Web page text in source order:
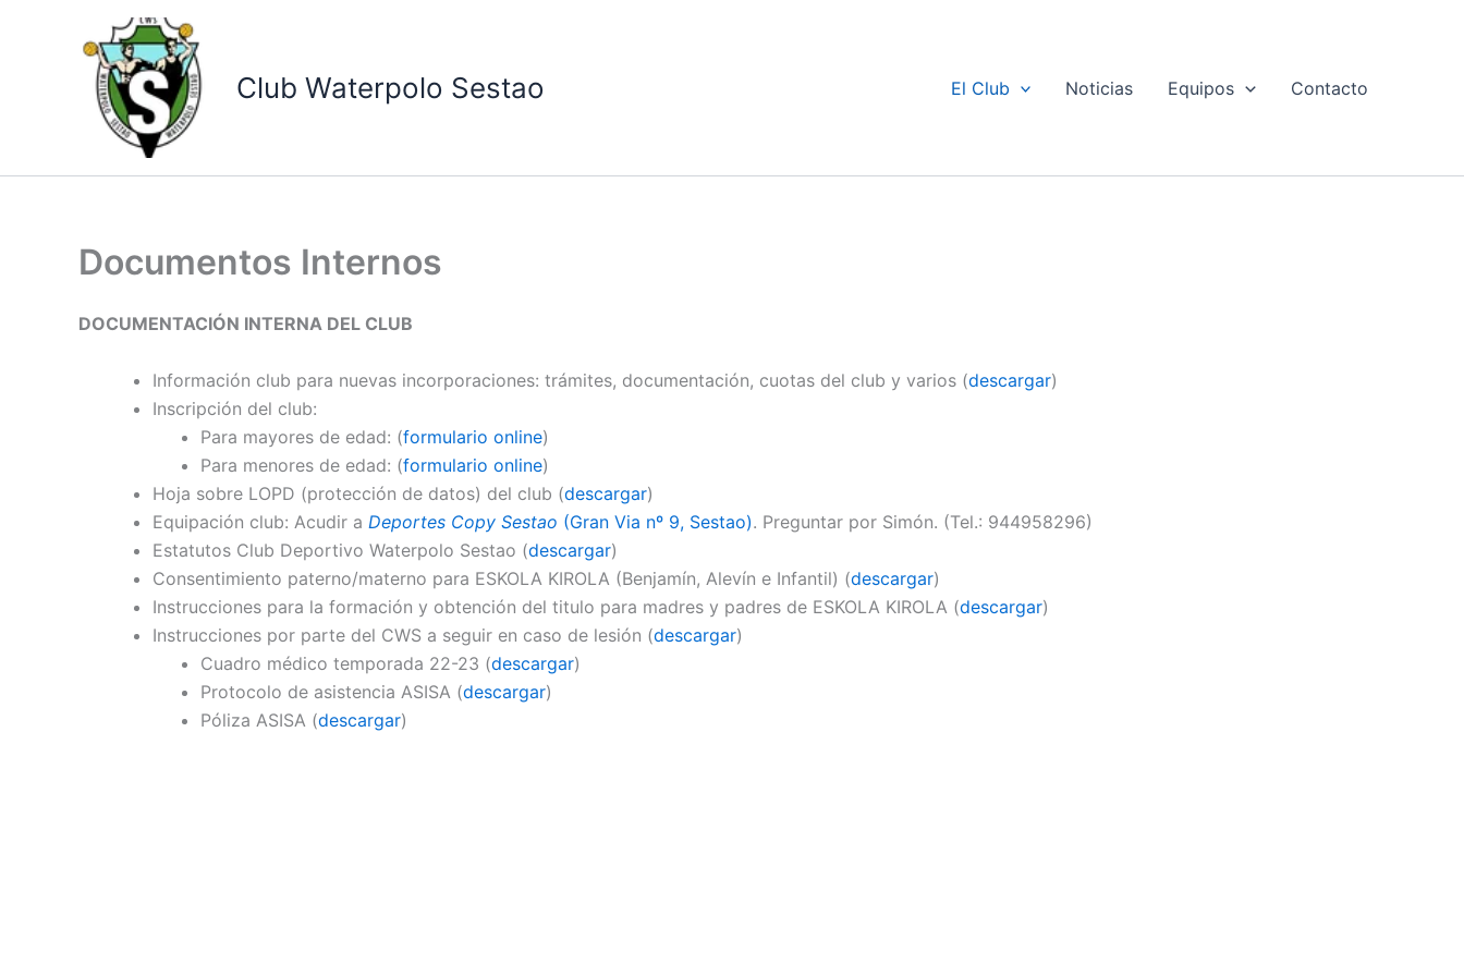
Club Waterpolo Sestao El Club Noticias Equipos Contacto
Documentos Internos
DOCUMENTACIÓN INTERNA DEL CLUB
Información club para nuevas incorporaciones: trámites, documentación, cuotas del club y varios (descargar)
Inscripción del club:
Para mayores de edad: (formulario online)
Para menores de edad: (formulario online)
Hoja sobre LOPD (protección de datos) del club (descargar)
Equipación club: Acudir a Deportes Copy Sestao (Gran Via nº 9, Sestao). Preguntar por Simón. (Tel.: 944958296)
Estatutos Club Deportivo Waterpolo Sestao (descargar)
Consentimiento paterno/materno para ESKOLA KIROLA (Benjamín, Alevín e Infantil) (descargar)
Instrucciones para la formación y obtención del titulo para madres y padres de ESKOLA KIROLA (descargar)
Instrucciones por parte del CWS a seguir en caso de lesión (descargar)
Cuadro médico temporada 22-23 (descargar)
Protocolo de asistencia ASISA (descargar)
Póliza ASISA (descargar)